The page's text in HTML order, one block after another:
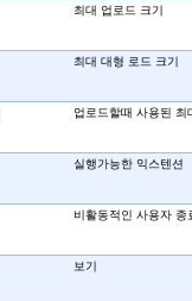
최대 업로드 크기
최대 대형 로드 크기
업로드할때 사용된 최
실행가능한 익스텐션
비활동적인 사용자 종
보기